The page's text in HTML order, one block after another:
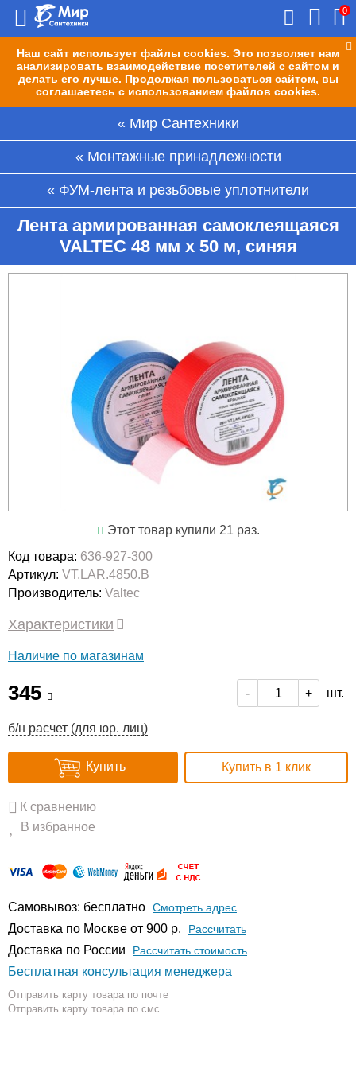
Наш сайт использует файлы cookies. Это позволяет нам
анализировать взаимодействие посетителей с сайтом и
делать его лучше. Продолжая пользоваться сайтом, вы
соглашаетесь с использованием файлов cookies.
0
Мир Сантехники
Монтажные принадлежности
ФУМ-лента и резьбовые уплотнители
Лента армированная самоклеящаяся
VALTEC 48 мм х 50 м, синяя
Этот товар купили 21 раз.
Код товара: 636-927-300
Артикул: VT.LAR.4850.B
Производитель: Valtec
Характеристики
Наличие по магазинам
345 - + шт.
б/н расчет (для юр. лиц)
Купить Купить в 1 клик
К сравнению
В избранное
Самовывоз: бесплатно Смотреть адрес
Доставка по Москве от 900 р. Расcчитать
Доставка по России Рассчитать стоимость
Бесплатная консультация менеджера
Отправить карту товара по почте
Отправить карту товара по смс